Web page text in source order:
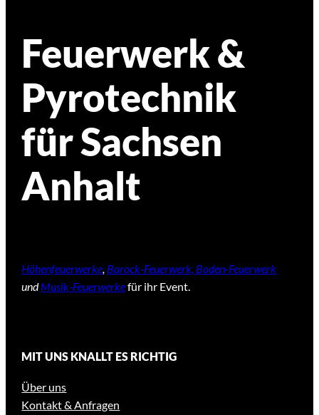
Feuerwerk &
Pyrotechnik
für Sachsen
Anhalt
Höhenfeuerwerke, Barock-Feuerwerk, Boden-Feuerwerk
undMusik-Feuerwerkefür ihr Event.
MIT UNS KNALLT ES RICHTIG
Über uns
Kontakt & Anfragen